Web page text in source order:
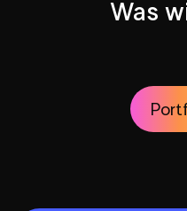
Was